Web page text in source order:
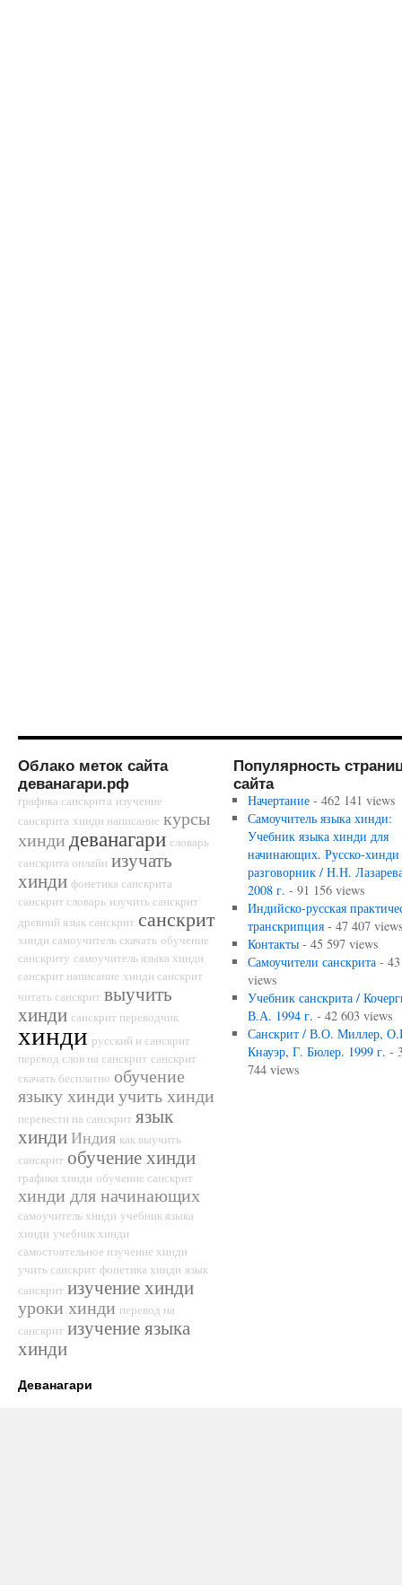
Облако меток сайта
деванагари.рф
графика санскрита изучение
санскрита хинди написание курсы
хиндидеванагари словарь
санскрита онлайн изучать
хинди фонетика санскрита
санскрит словарь изучить санскрит
древний язык санскрит санскрит
хинди самоучитель скачать обучение
санскриту самоучитель языка хинди
санскрит написание хинди санскрит
читать санскрит выучить
хинди санскрит переводчик
хинди русский и санскрит
перевод слов на санскрит санскрит
скачать бесплатно обучение
языку хиндиучить хинди
перевести на санскрит язык
хиндиИндия как выучить
санскрит обучение хинди
графика хинди обучение санскрит
хинди для начинающих
самоучитель хинди учебник языка
хинди учебник хинди
самостоятельное изучение хинди
учить санскрит фонетика хинди язык
санскрит изучение хинди
уроки хинди перевод на
санскрит изучение языка
хинди
Популярность
сайта
Начертание- 462 141 views
Самоучитель языка хинди:
Учебник языка хинди для
начинающих. Русско-хинди
разговорник / Н.Н.
2008 г. - 91 156 views
Индийско-русская
транскрипция- 47 407
Контакты- 45 597 views
Самоучители санскрита- 43
views
Учебник санскрита /
В.А. 1994 г. - 42 603 views
Санскрит / В.О. Миллер,
Кнауэр, Г. Бюлер. 1999 г. -
744 views
Деванагари